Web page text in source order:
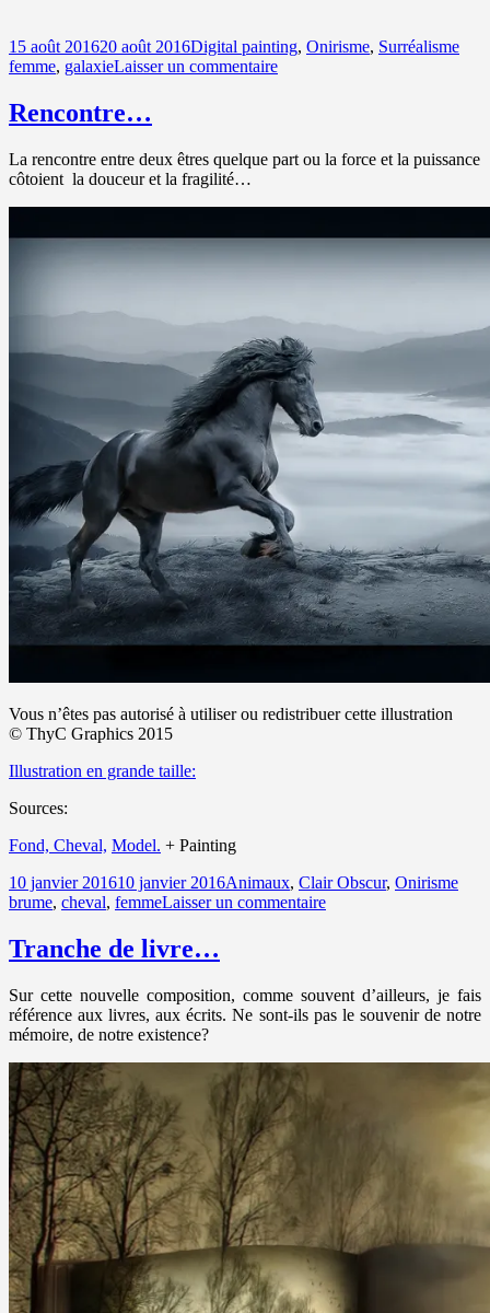
Publié
le
15 août 201620 août 2016Catégories
Digital painting, Onirisme, Surréalisme
femme, galaxieLaisser un commentairesur
Rencontre…
La rencontre entre deux êtres quelque part ou la force et la puissance
côtoient la douceur et la fragilité…
Vous n’êtes pas autorisé à utiliser ou redistribuer cette illustration
© ThyC Graphics 2015
Illustration en grande taille:
Sources:
Fond, Cheval, Model. + Painting
Publié
le
10 janvier 201610 janvier 2016Catégories
Animaux, Clair Obscur, Onirisme
brume, cheval, femmeLaisser un commentairesur
Tranche de livre…
Sur cette nouvelle composition, comme souvent d’ailleurs, je fais
référence aux livres, aux écrits. Ne sont-ils pas le souvenir de notre
mémoire, de notre existence?